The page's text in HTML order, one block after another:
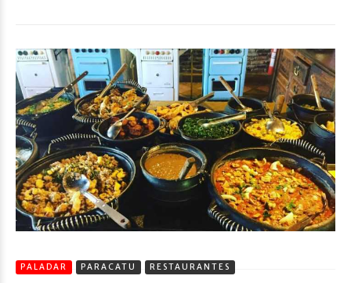
PALADAR PARACATU RESTAURANTES